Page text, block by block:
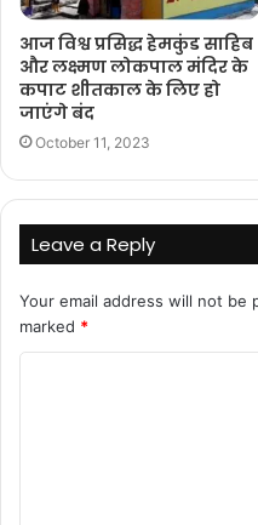
आज विश्व प्रसिद्ध हेमकुंड साहिब
और लक्ष्मण लोकपाल मंदिर के
कपाट शीतकाल के लिए हो
जाएंगे बंद
October 11, 2023
Leave a Reply
Your email address will not be
marked *